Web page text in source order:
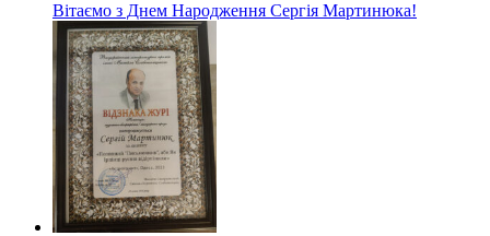
Вітаємо з Днем Народження Сергія Мартинюка!